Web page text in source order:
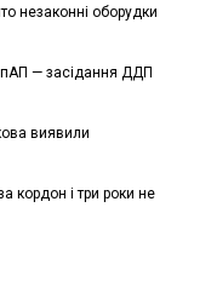
незаконні оборудки
— засідання ДДП
виявили
кордон і три роки не